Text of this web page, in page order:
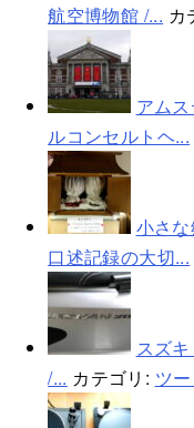
航空博物館 /... カ
アム
ルコンセルトヘ...
小さ
口述記録の大切...
スズ
/... カテゴリ: ツ